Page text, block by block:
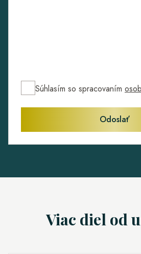
Súhlasím so spracovaním
Odoslať
Viac diel od